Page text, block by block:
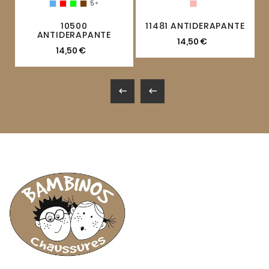
5 
10500
ANTIDERAPANTE
14,50 €
11481 ANTIDERAPANTE
14,50 €
 